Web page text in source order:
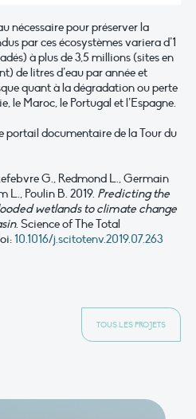
nécessaire pour préserver la
par ces écosystèmes variera d’1
à plus de 3,5 millions (sites en
de litres d’eau par année et
quant à la dégradation ou perte
le Maroc, le Portugal et l’Espagne.
portail documentaire de la Tour du
G., Redmond L., Germain
L., Poulin B. 2019. Predicting the
wetlands to climate change
. Science of The Total
10.1016/j.scitotenv.2019.07.263
TOUS LES PROJETS